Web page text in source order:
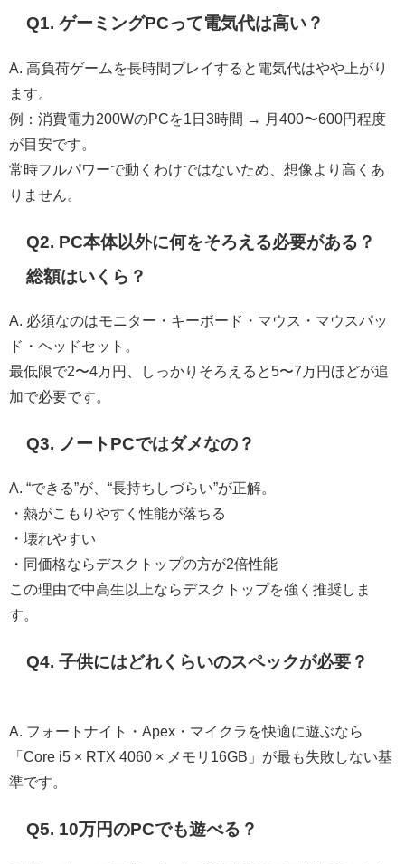
Q1. ゲーミングPCって電気代は高い？
A. 高負荷ゲームを長時間プレイすると電気代はやや上がり
ます。
例：消費電力200WのPCを1日3時間 → 月400〜600円程度
が目安です。
常時フルパワーで動くわけではないため、想像より高くあ
りません。
Q2. PC本体以外に何をそろえる必要がある？
総額はいくら？
A. 必須なのはモニター・キーボード・マウス・マウスパッ
ド・ヘッドセット。
最低限で2〜4万円、しっかりそろえると5〜7万円ほどが追
加で必要です。
Q3. ノートPCではダメなの？
A. “できる”が、“長持ちしづらい”が正解。
・熱がこもりやすく性能が落ちる
・壊れやすい
・同価格ならデスクトップの方が2倍性能
この理由で中高生以上ならデスクトップを強く推奨しま
す。
Q4. 子供にはどれくらいのスペックが必要？
A. フォートナイト・Apex・マイクラを快適に遊ぶなら
「Core i5 × RTX 4060 × メモリ16GB」が最も失敗しない基
準です。
Q5. 10万円のPCでも遊べる？